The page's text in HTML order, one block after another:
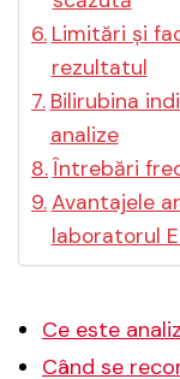
Limitări și
rezultatul
Bilirubina
analize
Întrebări
Avantajele
laboratorul
Ce este
Când se